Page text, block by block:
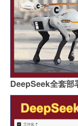
DeepSeek全套部